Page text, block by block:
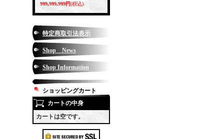
999,999,999円(税込)
特定商取引法表示
Shop News
Shop Information
ショッピングカート
カートの中身
カートは空です。